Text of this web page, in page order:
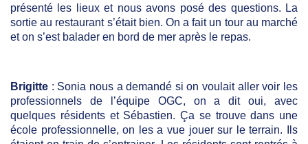
présenté les lieux et nous avons posé des questions. La
sortie au restaurant s’était bien. On a fait un tour au marché
et on s’est balader en bord de mer après le repas.
Brigitte : Sonia nous a demandé si on voulait aller voir les
professionnels de l’équipe OGC, on a dit oui, avec
quelques résidents et Sébastien. Ça se trouve dans une
école professionnelle, on les a vue jouer sur le terrain. Ils